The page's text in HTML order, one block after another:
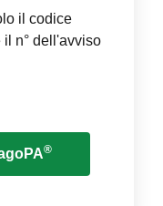
il codice
n° dell'avviso
®